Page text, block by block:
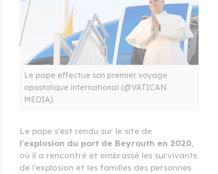
Le pape effectue son premier voyage
apostolique international (@VATICAN
MEDIA)
Le pape s'est rendu sur le site de
l'explosion du port de Beyrouth en 2020,
où il a rencontré et embrassé les survivants
de l'explosion et les familles des personnes